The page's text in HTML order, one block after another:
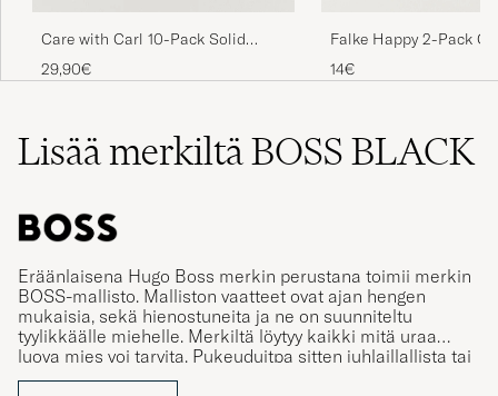
Care with Carl 10-Pack Solid
Cotton Socks BLACK
29,90€
Falke Happy 2-Pack
Black
14€
Lisää merkiltä BOSS BLACK
Eräänlaisena Hugo Boss merkin perustana toimii merkin
BOSS-mallisto. Malliston vaatteet ovat ajan hengen
mukaisia, sekä hienostuneita ja ne on suunniteltu
tyylikkäälle miehelle. Merkiltä löytyy kaikki mitä uraa
luova mies voi tarvita. Pukeuduitpa sitten juhlaillallista tai
rennompaan illanviettoa varten.